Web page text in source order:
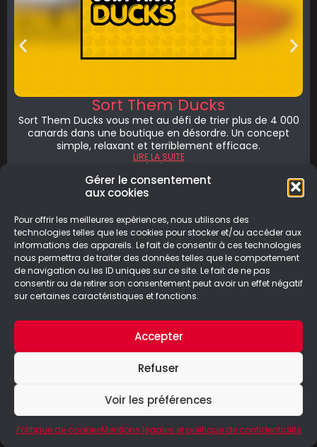
Gérer le consentement
aux cookies
Pour offrir les meilleures expériences, nous utilisons des
technologies telles que les cookies pour stocker et/ou accéder aux
informations des appareils. Le fait de consentir à ces technologies
nous permettra de traiter des données telles que le comportement
de navigation ou les ID uniques sur ce site. Le fait de ne pas
consentir ou de retirer son consentement peut avoir un effet négatif
sur certaines caractéristiques et fonctions.
Accepter
Refuser
Voir les préférences
Politique de cookiesMentions légales et politique de confidentialité
Sort Them Ducks
Sort Them Ducks vous met au défi de trier plus de 4 000
canards dans une boutique en désordre. Un concept
simple, relaxant et terriblement efficace.
LIRE LA SUITE
08/08/2026
Laisser un commentaire
Votre adresse e-mail ne sera pas publiée.Les
champs obligatoires sont indiqués avec*